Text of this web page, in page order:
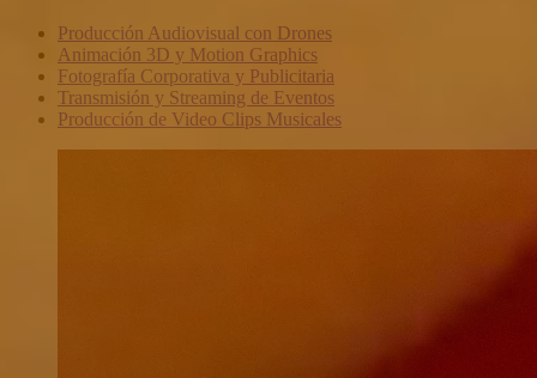
Producción Audiovisual con Drones
Animación 3D y Motion Graphics
Fotografía Corporativa y Publicitaria
Transmisión y Streaming de Eventos
Producción de Video Clips Musicales